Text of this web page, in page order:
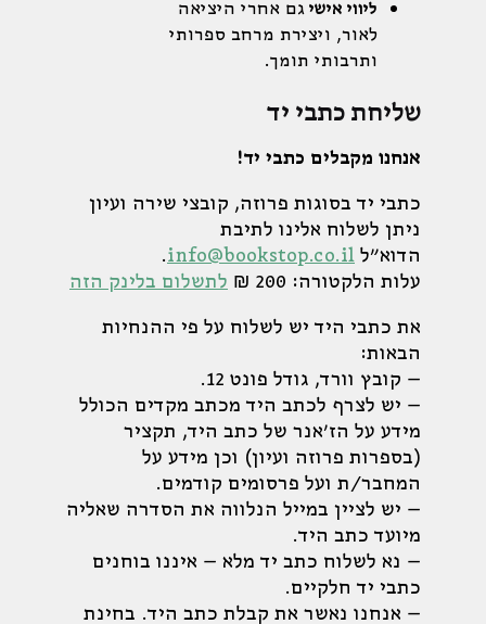
ליווי אישי גם אחרי היציאה
לאור, ויצירת מרחב ספרותי
ותרבותי תומך.
שליחת כתבי יד
אנחנו מקבלים כתבי יד!
כתבי יד בסוגות פרוזה, קובצי שירה ועיון
ניתן לשלוח אלינו לתיבת
הדוא"ל info@bookstop.co.il
.
עלות הלקטורה: 200 ₪
לתשלום בלינק הזה
את כתבי היד יש לשלוח על פי ההנחיות
הבאות:
– קובץ וורד, גודל פונט 12.
– יש לצרף לכתב היד מכתב מקדים הכולל
מידע על הז'אנר של כתב היד, תקציר
(בספרות פרוזה ועיון) וכן מידע על
המחבר/ת ועל פרסומים קודמים.
– יש לציין במייל הנלווה את הסדרה שאליה
מיועד כתב היד.
– נא לשלוח כתב יד מלא – איננו בוחנים
כתבי יד חלקיים.
– אנחנו נאשר את קבלת כתב היד. בחינת